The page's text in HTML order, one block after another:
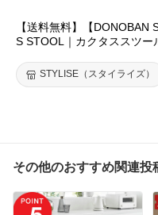
【送料無料】【DONOBAN
S STOOL｜カクタススツー
ユニーク インテリア(L)
STYLISE（スタイライズ）
その他のおすすめ関連投